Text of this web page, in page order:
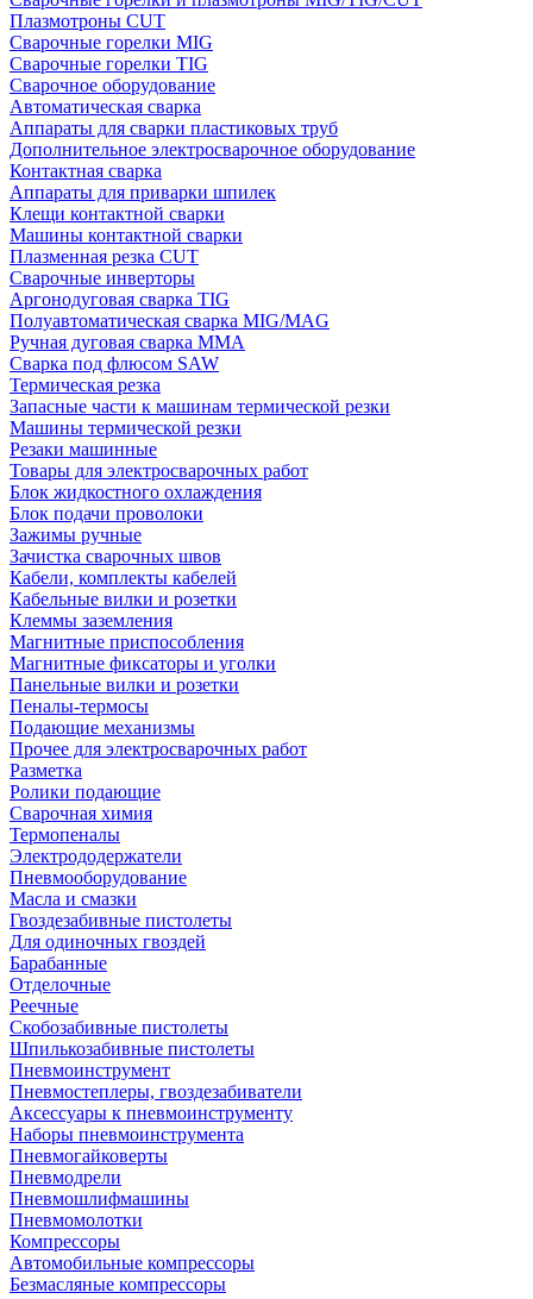
Плазмотроны CUT
Сварочные горелки MIG
Сварочные горелки TIG
Сварочное оборудование
Автоматическая сварка
Аппараты для сварки пластиковых труб
Дополнительное электросварочное оборудование
Контактная сварка
Аппараты для приварки шпилек
Клещи контактной сварки
Машины контактной сварки
Плазменная резка CUT
Сварочные инверторы
Аргонодуговая сварка TIG
Полуавтоматическая сварка MIG/MAG
Ручная дуговая сварка MMA
Сварка под флюсом SAW
Термическая резка
Запасные части к машинам термической резки
Машины термической резки
Резаки машинные
Товары для электросварочных работ
Блок жидкостного охлаждения
Блок подачи проволоки
Зажимы ручные
Зачистка сварочных швов
Кабели, комплекты кабелей
Кабельные вилки и розетки
Клеммы заземления
Магнитные приспособления
Магнитные фиксаторы и уголки
Панельные вилки и розетки
Пеналы-термосы
Подающие механизмы
Прочее для электросварочных работ
Разметка
Ролики подающие
Сварочная химия
Термопеналы
Электрододержатели
Пневмооборудование
Масла и смазки
Гвоздезабивные пистолеты
Для одиночных гвоздей
Барабанные
Отделочные
Реечные
Скобозабивные пистолеты
Шпилькозабивные пистолеты
Пневмоинструмент
Пневмостеплеры, гвоздезабиватели
Аксессуары к пневмоинструменту
Наборы пневмоинструмента
Пневмогайковерты
Пневмодрели
Пневмошлифмашины
Пневмомолотки
Компрессоры
Автомобильные компрессоры
Безмасляные компрессоры